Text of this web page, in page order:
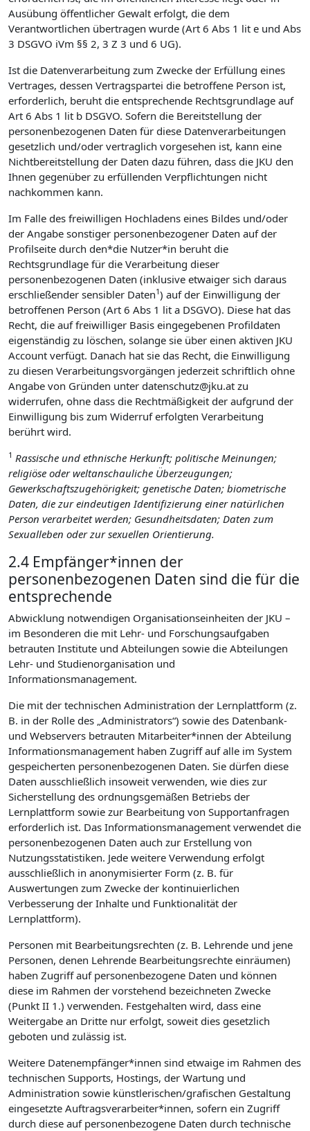
Ausübung öffentlicher Gewalt erfolgt, die dem
Verantwortlichen übertragen wurde (Art 6 Abs 1 lit e und Abs
3 DSGVO iVm §§ 2, 3 Z 3 und 6 UG).
Ist die Datenverarbeitung zum Zwecke der Erfüllung eines
Vertrages, dessen Vertragspartei die betroffene Person ist,
erforderlich, beruht die entsprechende Rechtsgrundlage auf
Art 6 Abs 1 lit b DSGVO. Sofern die Bereitstellung der
personenbezogenen Daten für diese Datenverarbeitungen
gesetzlich und/oder vertraglich vorgesehen ist, kann eine
Nichtbereitstellung der Daten dazu führen, dass die JKU den
Ihnen gegenüber zu erfüllenden Verpflichtungen nicht
nachkommen kann.
Im Falle des freiwilligen Hochladens eines Bildes und/oder
der Angabe sonstiger personenbezogener Daten auf der
Profilseite durch den*die Nutzer*in beruht die
Rechtsgrundlage für die Verarbeitung dieser
personenbezogenen Daten (inklusive etwaiger sich daraus
erschließender sensibler Daten1) auf der Einwilligung der
betroffenen Person (Art 6 Abs 1 lit a DSGVO). Diese hat das
Recht, die auf freiwilliger Basis eingegebenen Profildaten
eigenständig zu löschen, solange sie über einen aktiven JKU
Account verfügt. Danach hat sie das Recht, die Einwilligung
zu diesen Verarbeitungsvorgängen jederzeit schriftlich ohne
Angabe von Gründen unter datenschutz@jku.at zu
widerrufen, ohne dass die Rechtmäßigkeit der aufgrund der
Einwilligung bis zum Widerruf erfolgten Verarbeitung
berührt wird.
1 Rassische und ethnische Herkunft; politische Meinungen;
religiöse oder weltanschauliche Überzeugungen;
Gewerkschaftszugehörigkeit; genetische Daten; biometrische
Daten, die zur eindeutigen Identifizierung einer natürlichen
Person verarbeitet werden; Gesundheitsdaten; Daten zum
Sexualleben oder zur sexuellen Orientierung.
2.4 Empfänger*innen der
personenbezogenen Daten sind die für die
entsprechende
Abwicklung notwendigen Organisationseinheiten der JKU –
im Besonderen die mit Lehr- und Forschungsaufgaben
betrauten Institute und Abteilungen sowie die Abteilungen
Lehr- und Studienorganisation und
Informationsmanagement.
Die mit der technischen Administration der Lernplattform (z.
B. in der Rolle des „Administrators“) sowie des Datenbank-
und Webservers betrauten Mitarbeiter*innen der Abteilung
Informationsmanagement haben Zugriff auf alle im System
gespeicherten personenbezogenen Daten. Sie dürfen diese
Daten ausschließlich insoweit verwenden, wie dies zur
Sicherstellung des ordnungsgemäßen Betriebs der
Lernplattform sowie zur Bearbeitung von Supportanfragen
erforderlich ist. Das Informationsmanagement verwendet die
personenbezogenen Daten auch zur Erstellung von
Nutzungsstatistiken. Jede weitere Verwendung erfolgt
ausschließlich in anonymisierter Form (z. B. für
Auswertungen zum Zwecke der kontinuierlichen
Verbesserung der Inhalte und Funktionalität der
Lernplattform).
Personen mit Bearbeitungsrechten (z. B. Lehrende und jene
Personen, denen Lehrende Bearbeitungsrechte einräumen)
haben Zugriff auf personenbezogene Daten und können
diese im Rahmen der vorstehend bezeichneten Zwecke
(Punkt II 1.) verwenden. Festgehalten wird, dass eine
Weitergabe an Dritte nur erfolgt, soweit dies gesetzlich
geboten und zulässig ist.
Weitere Datenempfänger*innen sind etwaige im Rahmen des
technischen Supports, Hostings, der Wartung und
Administration sowie künstlerischen/grafischen Gestaltung
eingesetzte Auftragsverarbeiter*innen, sofern ein Zugriff
durch diese auf personenbezogene Daten durch technische